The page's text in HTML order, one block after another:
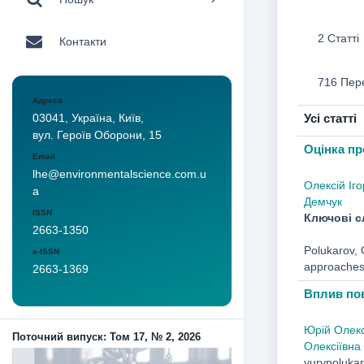
Контакти
Адреса
03041, Україна, Київ,
вул. Героїв Оборони, 15
Email
lhe@environmentalscience.com.u
a
ISSN
2663-1350
e-ISSN
2663-1369
Поточний випуск: Том 17, № 2, 2026
2 Статті
716
Усі статті
Оцінка
Олексій
Демчук
Ключові
Polukarov,
Вплив
Юрій